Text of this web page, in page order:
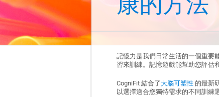
記憶力是我們日常生活的一個重要
習來訓練。記憶遊戲能幫助您評估
CogniFit 結合了 大腦可塑性 的最新
以選擇適合您獨特需求的不同訓練